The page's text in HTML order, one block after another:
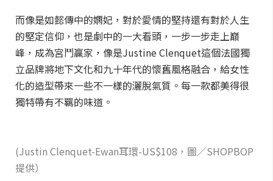
而像是如懿傳中的嫻妃，對於愛情的堅持還有對於人生
的堅定信仰，也是劇中的一大看頭，一步一步走上巔
峰，成為宮鬥贏家，像是Justine Clenquet這個法國獨
立品牌將地下文化和九十年代的懷舊風格融合，給女性
化的造型帶來一些不一樣的灑脫氣質。每一款都美得很
獨特帶有不羈的味道。
(Justin Clenquet-Ewan耳環-US$108，圖／SHOPBOP
提供）